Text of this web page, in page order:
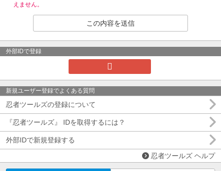
えません。
外部IDで登録
新規ユーザー登録でよくある質問
忍者ツールズの登録について
『忍者ツールズ』 IDを取得するには？
外部IDで新規登録する
忍者ツールズ ヘルプ